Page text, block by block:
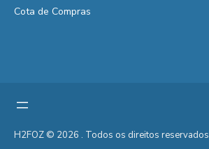
Cota de Compras
H2FOZ © 2026 . Todos os direitos reservados